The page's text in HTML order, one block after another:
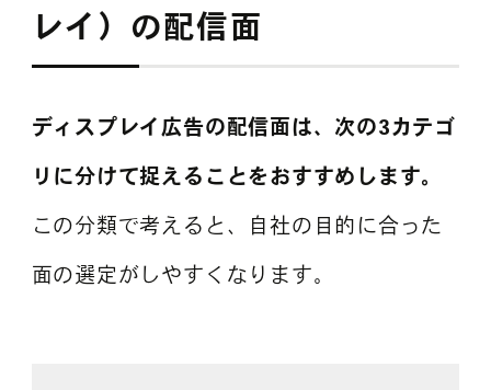
レイ）の配信面
ディスプレイ広告の配信面は、次の3カテゴ
リに分けて捉えることをおすすめします。
この分類で考えると、自社の目的に合った
面の選定がしやすくなります。